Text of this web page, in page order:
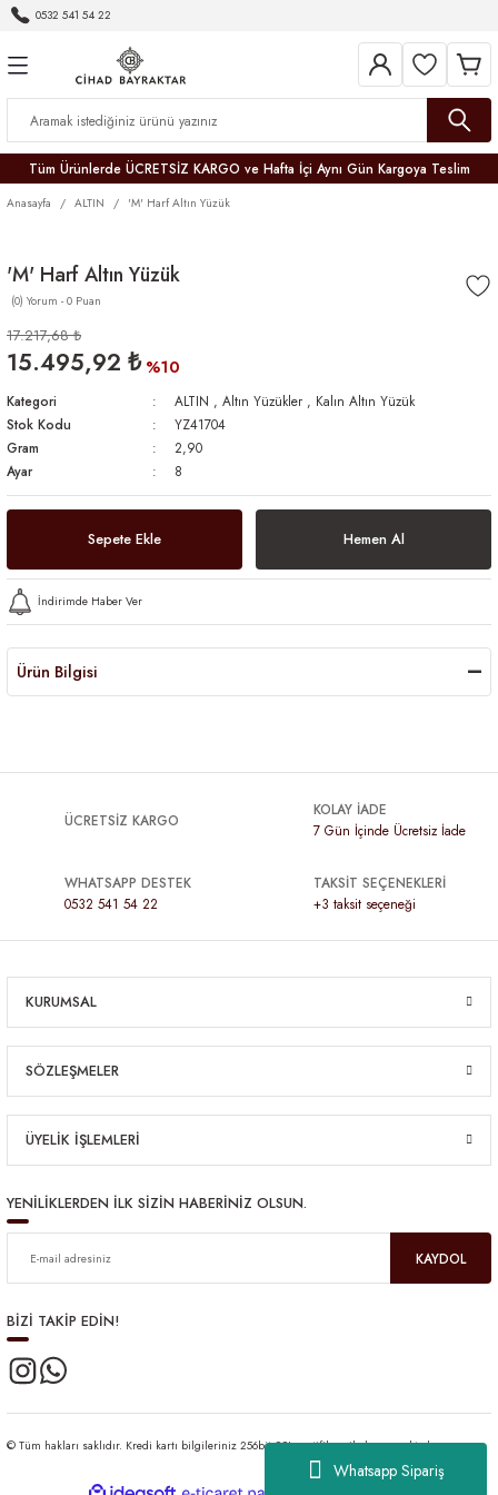
Whatsapp Sipariş
0532 541 54 22
Tüm Ürünlerde ÜCRETSİZ KARGO ve Hafta İçi Aynı Gün Kargoya Teslim
Anasayfa ALTIN 'M' Harf Altın Yüzük
'M' Harf Altın Yüzük
(0) Yorum - 0 Puan
17.217,68 ₺
15.495,92 ₺ %10
Kategori ALTIN , Altın Yüzükler , Kalın Altın Yüzük
Stok Kodu
YZ41704
Gram
2,90
Ayar
8
Sepete Ekle Hemen Al
İndirimde Haber Ver
Ürün Bilgisi
ÜCRETSİZ KARGO
KOLAY İADE
7 Gün İçinde Ücretsiz İade
WHATSAPP DESTEK
0532 541 54 22
TAKSİT SEÇENEKLERİ
+3 taksit seçeneği
KURUMSAL
SÖZLEŞMELER
ÜYELİK İŞLEMLERİ
YENİLİKLERDEN İLK SİZİN HABERİNİZ OLSUN.
KAYDOL
BİZİ TAKİP EDİN!
© Tüm hakları saklıdır. Kredi kartı bilgileriniz 256bit SSL sertifikası ile korunmaktadır.
ideasoft